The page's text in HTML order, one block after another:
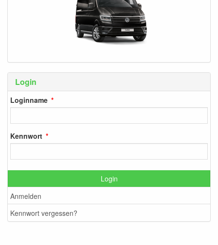
Login
Loginname
Kennwort
Login
Anmelden
Kennwort vergessen?